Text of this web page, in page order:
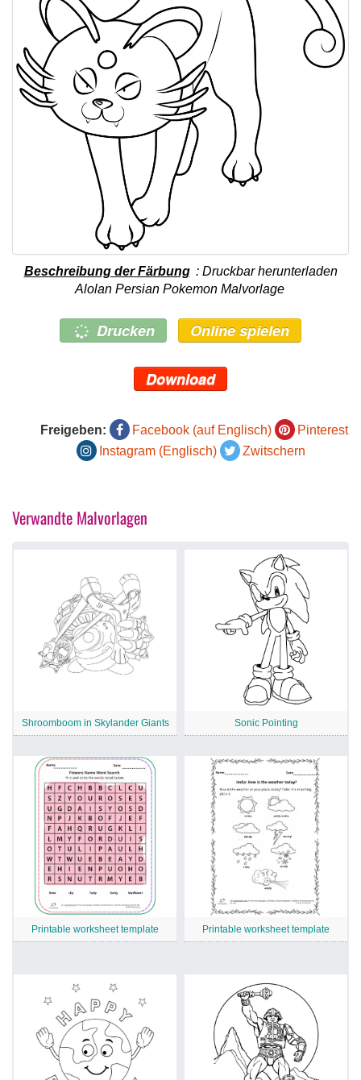
Beschreibung der Färbung : Druckbar herunterladen
Alolan Persian Pokemon Malvorlage
Drucken Online spielen
Download
Freigeben: Facebook (auf Englisch)
Pinterest
Instagram (Englisch)
Zwitschern
Verwandte Malvorlagen
Shroomboom in Skylander Giants Sonic Pointing
Printable worksheet template Printable worksheet template